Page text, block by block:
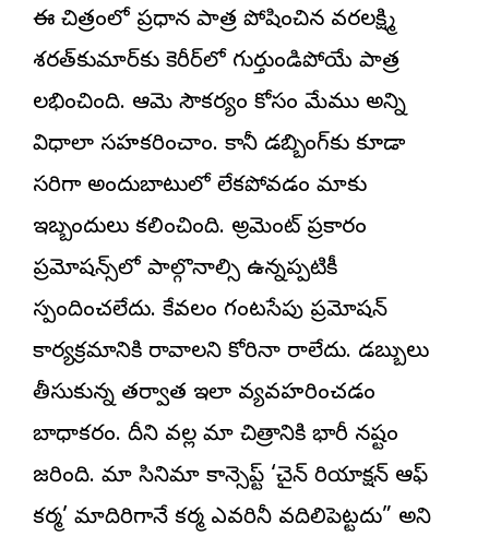
ఈ చిత్రంలో ప్రధాన పాత్ర పోషించిన వరలక్ష్మి
శరత్‌కుమార్‌కు కెరీర్‌లో గుర్తుండిపోయే పాత్ర
లభించింది. ఆమె సౌకర్యం కోసం మేము అన్ని
విధాలా సహకరించాం. కానీ డబ్బింగ్‌కు కూడా
సరిగా అందుబాటులో లేకపోవడం మాకు
ఇబ్బందులు కలిగించింది. అగ్రిమెంట్ ప్రకారం
ప్రమోషన్స్‌లో పాల్గొనాల్సి ఉన్నప్పటికీ
స్పందించలేదు. కేవలం గంటసేపు ప్రమోషన్
కార్యక్రమానికి రావాలని కోరినా రాలేదు. డబ్బులు
తీసుకున్న తర్వాత ఇలా వ్యవహరించడం
బాధాకరం. దీని వల్ల మా చిత్రానికి భారీ నష్టం
జరిగింది. మా సినిమా కాన్సెప్ట్ ‘చైన్ రియాక్షన్ ఆఫ్
కర్మ’ మాదిరిగానే కర్మ ఎవరినీ వదిలిపెట్టదు” అని